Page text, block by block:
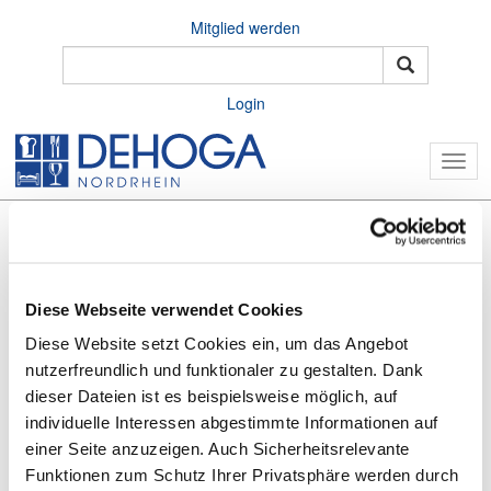
Diese Webseite verwendet Cookies
Diese Website setzt Cookies ein, um das Angebot
nutzerfreundlich und funktionaler zu gestalten. Dank
dieser Dateien ist es beispielsweise möglich, auf
individuelle Interessen abgestimmte Informationen auf
einer Seite anzuzeigen. Auch Sicherheitsrelevante
Funktionen zum Schutz Ihrer Privatsphäre werden durch
Mitglied werden
Login
Home Vorteile
Existenzgründung
Herausforderungen an die Gastro-Welt